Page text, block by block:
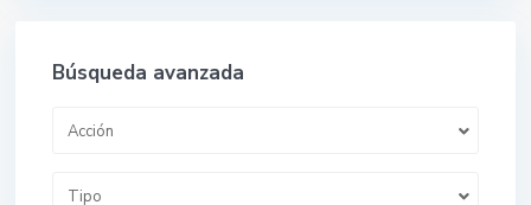
Búsqueda avanzada
Acción
Tipo